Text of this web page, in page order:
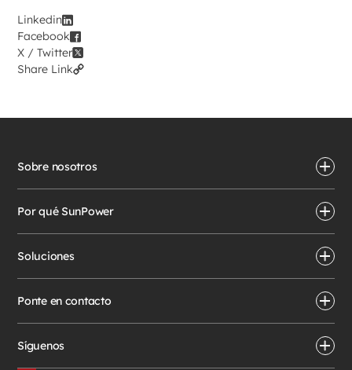
Linkedin
Facebook
X / Twitter
Share Link
Sobre nosotros
Por qué SunPower
Soluciones
Ponte en contacto
Síguenos